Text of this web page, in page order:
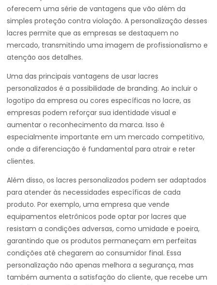
oferecem uma série de vantagens que vão além da
simples proteção contra violação. A personalização desses
lacres permite que as empresas se destaquem no
mercado, transmitindo uma imagem de profissionalismo e
atenção aos detalhes.
Uma das principais vantagens de usar lacres
personalizados é a possibilidade de branding. Ao incluir o
logotipo da empresa ou cores específicas no lacre, as
empresas podem reforçar sua identidade visual e
aumentar o reconhecimento da marca. Isso é
especialmente importante em um mercado competitivo,
onde a diferenciação é fundamental para atrair e reter
clientes.
Além disso, os lacres personalizados podem ser adaptados
para atender às necessidades específicas de cada
produto. Por exemplo, uma empresa que vende
equipamentos eletrônicos pode optar por lacres que
resistam a condições adversas, como umidade e poeira,
garantindo que os produtos permaneçam em perfeitas
condições até chegarem ao consumidor final. Essa
personalização não apenas melhora a segurança, mas
também aumenta a satisfação do cliente, que recebe um